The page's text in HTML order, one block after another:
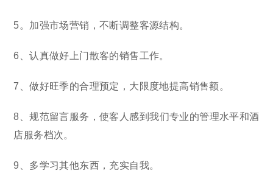
5。加强市场营销，不断调整客源结构。
6、认真做好上门散客的销售工作。
7、做好旺季的合理预定，大限度地提高销售额。
8、规范留言服务，使客人感到我们专业的管理水平和酒
店服务档次。
9、多学习其他东西，充实自我。